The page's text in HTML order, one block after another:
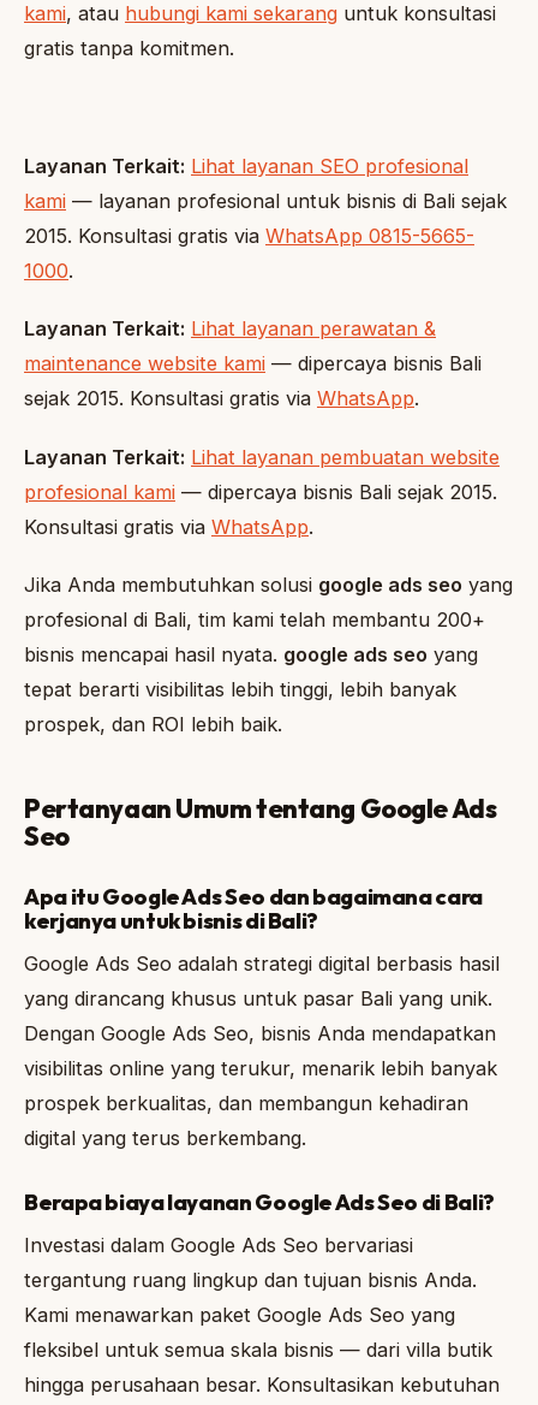
kami, atau hubungi kami sekarang untuk konsultasi
gratis tanpa komitmen.
Layanan Terkait: Lihat layanan SEO profesional
kami — layanan profesional untuk bisnis di Bali sejak
2015. Konsultasi gratis via WhatsApp 0815-5665-
1000.
Layanan Terkait: Lihat layanan perawatan &
maintenance website kami — dipercaya bisnis Bali
sejak 2015. Konsultasi gratis via WhatsApp.
Layanan Terkait: Lihat layanan pembuatan website
profesional kami — dipercaya bisnis Bali sejak 2015.
Konsultasi gratis via WhatsApp.
Jika Anda membutuhkan solusi google ads seo yang
profesional di Bali, tim kami telah membantu 200+
bisnis mencapai hasil nyata. google ads seo yang
tepat berarti visibilitas lebih tinggi, lebih banyak
prospek, dan ROI lebih baik.
Pertanyaan Umum tentang Google Ads
Seo
Apa itu Google Ads Seo dan bagaimana cara
kerjanya untuk bisnis di Bali?
Google Ads Seo adalah strategi digital berbasis hasil
yang dirancang khusus untuk pasar Bali yang unik.
Dengan Google Ads Seo, bisnis Anda mendapatkan
visibilitas online yang terukur, menarik lebih banyak
prospek berkualitas, dan membangun kehadiran
digital yang terus berkembang.
Berapa biaya layanan Google Ads Seo di Bali?
Investasi dalam Google Ads Seo bervariasi
tergantung ruang lingkup dan tujuan bisnis Anda.
Kami menawarkan paket Google Ads Seo yang
fleksibel untuk semua skala bisnis — dari villa butik
hingga perusahaan besar. Konsultasikan kebutuhan